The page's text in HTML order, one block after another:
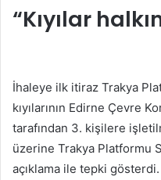
“Kıyılar
İhaleye ilk itiraz Trakya
kıyılarının Edirne Çevre
tarafından 3. kişilere
üzerine Trakya Platformu
açıklama ile tepki